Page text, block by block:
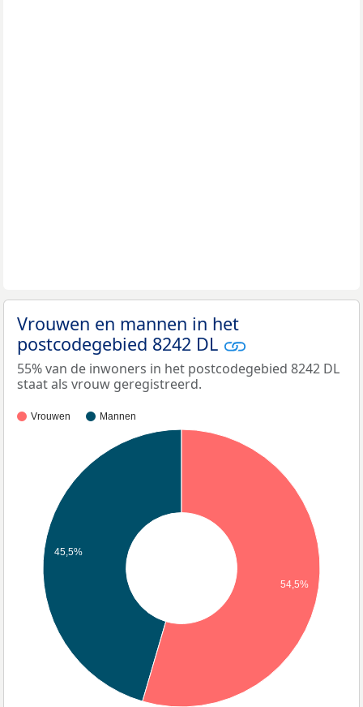
Vrouwen en mannen in het
postcodegebied 8242 DL
55% van de inwoners in het postcodegebied 8242 DL
staat als vrouw geregistreerd.
Vrouwen Mannen
45,5%
54,5%